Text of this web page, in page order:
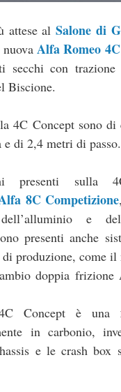
attese alSalone di
Alfa Romeo
secchi con trazione
Biscione.
4C Concept sono di
di 2,4 metri di passo.
presenti sulla
8C Competizione
e
presenti anche
di produzione, come il
doppia
Concept è una
in carbonio,
e le crash box